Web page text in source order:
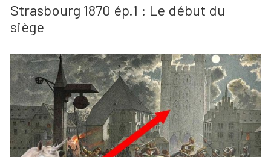
Strasbourg 1870 ép.1 : Le début du
siège